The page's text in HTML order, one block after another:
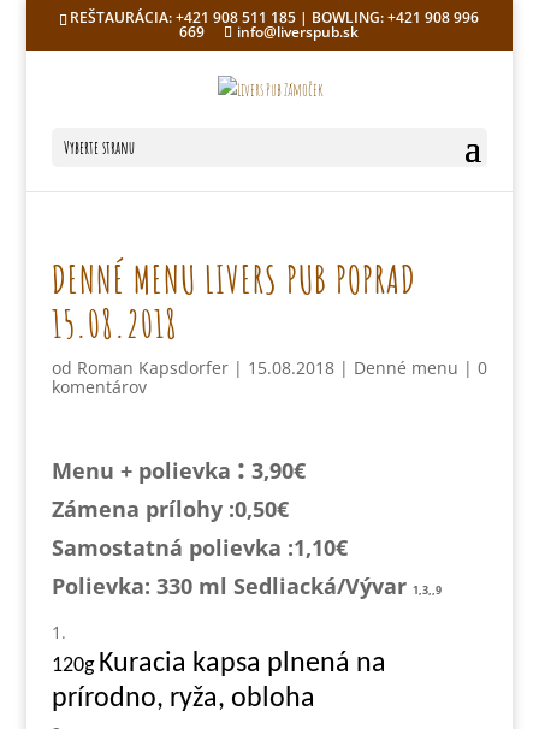
REŠTAURÁCIA: +421 908 511 185 | BOWLING: +421 908 996
669 info@liverspub.sk
Vyberte stranu
DENNÉ MENU LIVERS PUB POPRAD
15.08.2018
od Roman Kapsdorfer| 15.08.2018| Denné menu | 0
komentárov
Menu + polievka : 3,90€
Zámena prílohy :0,50€
Samostatná polievka :1,10€
Polievka: 330 ml Sedliacká/Vývar 1,3,,9
120g Kuracia kapsa plnená na
prírodno, ryža, obloha